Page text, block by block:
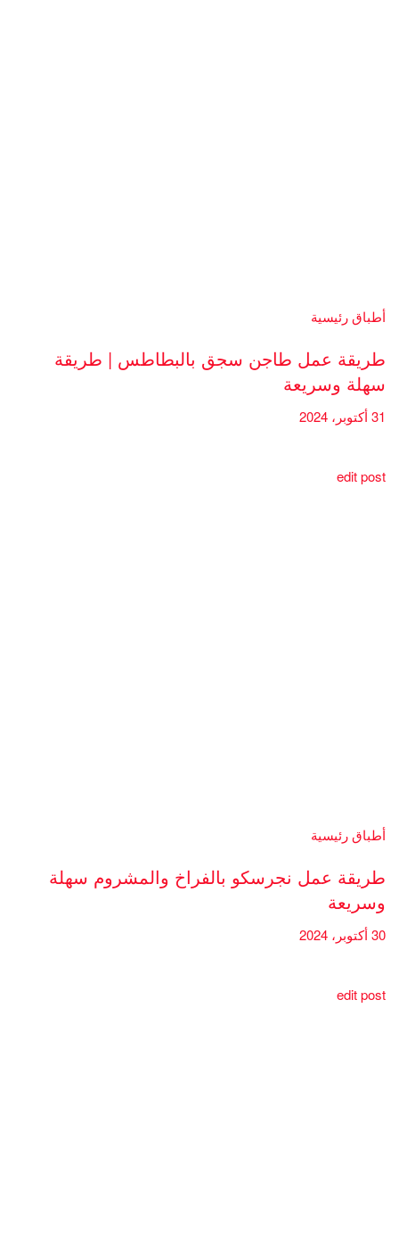
أطباق رئيسية
طريقة عمل طاجن سجق بالبطاطس | طريقة
سهلة وسريعة
31 أكتوبر، 2024
edit post
أطباق رئيسية
طريقة عمل نجرسكو بالفراخ والمشروم سهلة
وسريعة
30 أكتوبر، 2024
edit post